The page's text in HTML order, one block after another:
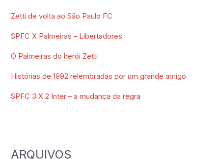
Zetti de volta ao São Paulo FC
SPFC X Palmeiras – Libertadores
O Palmeiras do herói Zetti
Histórias de 1992 relembradas por um grande amigo
SPFC 3 X 2 Inter – a mudança da regra
ARQUIVOS